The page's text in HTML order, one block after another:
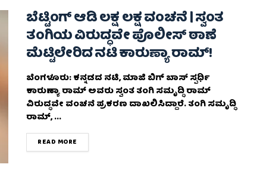
ಬೆಟ್ಟಿಂಗ್ ಆಡಿ ಲಕ್ಷ ಲಕ್ಷ ವಂಚನೆ | ಸ್ವಂತ
ತಂಗಿಯ ವಿರುದ್ಧವೇ ಪೊಲೀಸ್‌ ಠಾಣೆ
ಮೆಟ್ಟಿಲೇರಿದ ನಟಿ ಕಾರುಣ್ಯಾ ರಾಮ್!
ಬೆಂಗಳೂರು: ಕನ್ನಡದ ನಟಿ, ಮಾಜಿ ಬಿಗ್‌ ಬಾಸ್‌ ಸ್ಪರ್ಧಿ
ಕಾರುಣ್ಯಾ ರಾಮ್ ಅವರು ಸ್ವಂತ ತಂಗಿ ಸಮೃದ್ಧಿ ರಾಮ್
ವಿರುದ್ಧವೇ ವಂಚನೆ ಪ್ರಕರಣ ದಾಖಲಿಸಿದ್ದಾರೆ. ತಂಗಿ ಸಮೃದ್ಧಿ
ರಾಮ್, ...
READ MORE